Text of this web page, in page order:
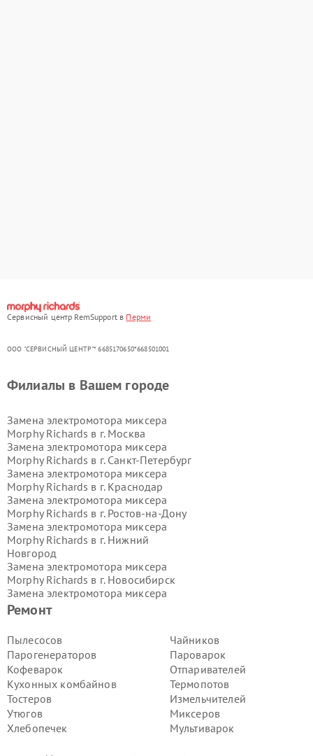
Сервисный центр RemSupport в Перми
ООО "СЕРВИСНЫЙ ЦЕНТР"* 6685170650*668501001
Ремонт
Пылесосов
Парогенераторов
Кофеварок
Кухонных комбайнов
Тостеров
Утюгов
Хлебопечек
Чайников
Пароварок
Отпаривателей
Термопотов
Измельчителей
Миксеров
Мультиварок
Филиалы в Вашем городе
Замена электромотора миксера
Morphy Richards в г. Москва
Замена электромотора миксера
Morphy Richards в г. Санкт-Петербург
Замена электромотора миксера
Morphy Richards в г. Краснодар
Замена электромотора миксера
Morphy Richards в г. Ростов-на-Дону
Замена электромотора миксера
Morphy Richards в г. Нижний
Новгород
Замена электромотора миксера
Morphy Richards в г. Новосибирск
Замена электромотора миксера
Morphy Richards в г.
Замена электромотора миксера
Замена электромотора миксера
Morphy Richards в г.
Замена электромотора миксера
Morphy Richards в г.Волгоград
Замена электромотора миксера
Morphy Richards в г.
Замена электромотора миксера
Замена электромотора миксера